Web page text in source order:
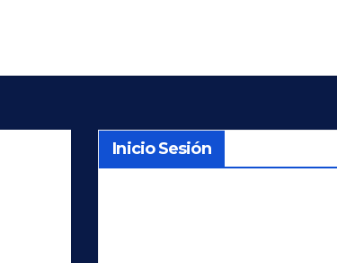
Inicio Sesión